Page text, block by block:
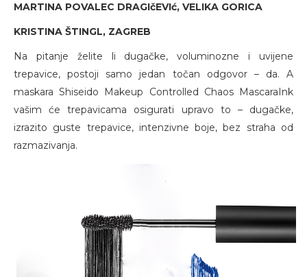
MARTINA POVALEC DRAGIčEVIć, VELIKA GORICA
KRISTINA ŠTINGL, ZAGREB
Na pitanje želite li dugačke, voluminozne i uvijene
trepavice, postoji samo jedan točan odgovor – da. A
maskara Shiseido Makeup Controlled Chaos MascaraInk
vašim će trepavicama osigurati upravo to – dugačke,
izrazito guste trepavice, intenzivne boje, bez straha od
razmazivanja.